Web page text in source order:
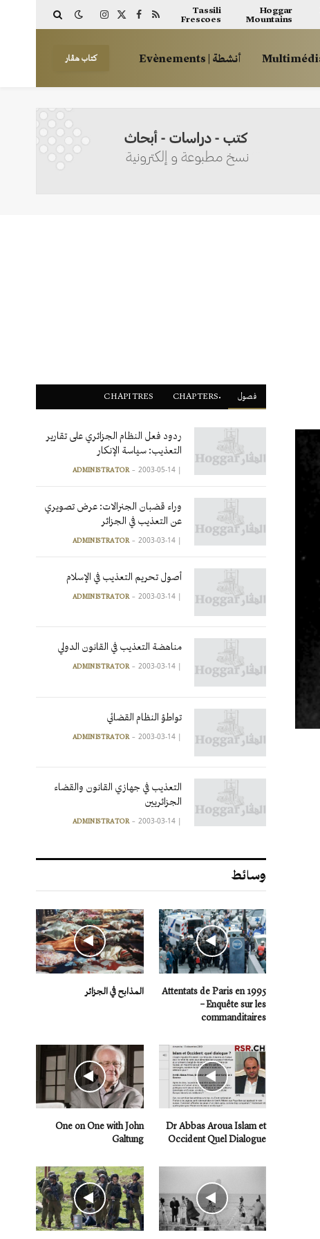
Hoggar
Mountains
Tassili
Frescoes
RSS
Facebook
X
Instagram
أنشطة | Evènements كتاب هڤار
فصول CHAPITRES
ردود فعل النظام الجزائري على تقارير
التعذيب: سياسة الإنكار
|
ADMINISTRATOR 2003-05-14
وراء قضبان الجنرالات: عرض تصويري
عن التعذيب في الجزائر
|
ADMINISTRATOR 2003-03-14
أصول تحريم التعذيب في الإسلام
|
ADMINISTRATOR 2003-03-14
مناهضة التعذيب في القانون الدولي
|
ADMINISTRATOR 2003-03-14
تواطؤ النظام القضائي
|
ADMINISTRATOR 2003-03-14
التعذيب في جهازي القانون والقضاء
الجزائريين
|
ADMINISTRATOR 2003-03-14
وسائط
Attentats de Paris en 1995
– Enquête sur les
commanditaires
المذابح في الجزائر
Dr Abbas Aroua Islam et
Occident Quel Dialogue
One on One with John
Galtung